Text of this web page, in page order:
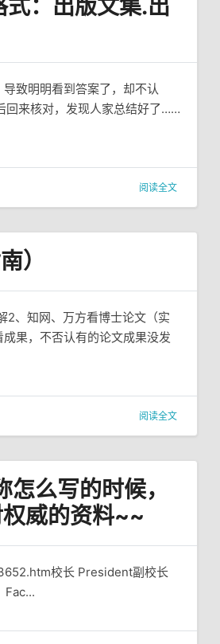
：出版文集.出
致明明看到答案了，却不认
来核对，发现人家总结好了……
阅读全文
）
2、知网、万方看博士论文（实
果，不否认有的论文成果没发
阅读全文
么写的时候，
威的资料~~
校长 President副校长
Fac...